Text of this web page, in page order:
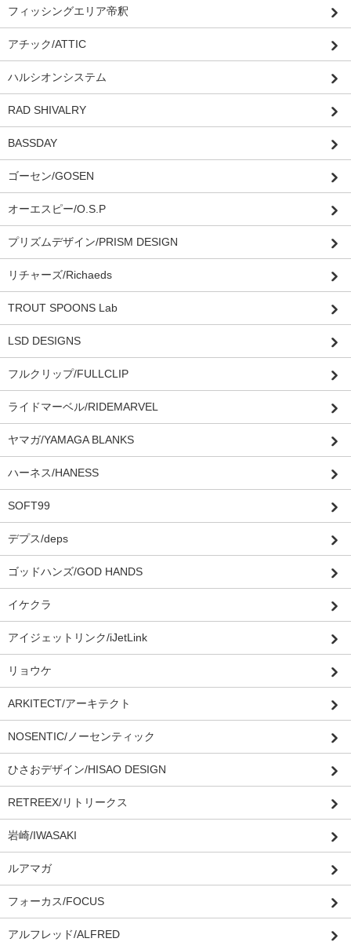
フィッシングエリア帝釈
アチック/ATTIC
ハルシオンシステム
RAD SHIVALRY
BASSDAY
ゴーセン/GOSEN
オーエスピー/O.S.P
プリズムデザイン/PRISM DESIGN
リチャーズ/Richaeds
TROUT SPOONS Lab
LSD DESIGNS
フルクリップ/FULLCLIP
ライドマーベル/RIDEMARVEL
ヤマガ/YAMAGA BLANKS
ハーネス/HANESS
SOFT99
デプス/deps
ゴッドハンズ/GOD HANDS
イケクラ
アイジェットリンク/iJetLink
リョウケ
ARKITECT/アーキテクト
NOSENTIC/ノーセンティック
ひさおデザイン/HISAO DESIGN
RETREEX/リトリークス
岩崎/IWASAKI
ルアマガ
フォーカス/FOCUS
アルフレッド/ALFRED